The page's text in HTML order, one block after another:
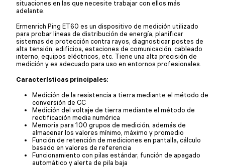
situaciones en las que necesite trabajar con ellos más
adelante.
Ermenrich Ping ET60 es un dispositivo de medición utilizado
para probar líneas de distribución de energía, planificar
sistemas de protección contra rayos, diagnosticar postes de
alta tensión, edificios, estaciones de comunicación, cableado
interno, equipos eléctricos, etc. Tiene una alta precisión de
medición y es adecuado para uso en entornos profesionales.
Características principales:
Medición de la resistencia a tierra mediante el método de
conversión de CC
Medición del voltaje de tierra mediante el método de
rectificación media numérica
Memoria para 100 grupos de medición, además de
almacenar los valores mínimo, máximo y promedio
Función de retención de mediciones en pantalla, cálculo
basado en valores de referencia
Funcionamiento con pilas estándar, función de apagado
automático y alerta de pila baja